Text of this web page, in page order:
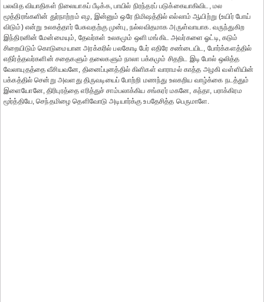
பலவித வியாதிகள் நிலையாகப் பீடிக்க, பாயில் நிரந்தரப் படுக்கையாகிவிட, மல
மூத்திரங்களின் துர்நாற்றம் எழ, இன்னும் ஒரே நிமிஷத்தில் எல்லாம் ஆயிற்று (உயிர் போய்
விடும்) என்று உலகத்தார் பேசுவதற்கு முன்பு, நல்லவிதமாக அருள்வாயாக. வருந்துகிற
இந்திரனின் மேன்மையும், தேவர்கள் உலகமும் ஒளி மங்கிட அவர்களை ஓட்டி, கடும்
சிறையிடும் கொடுமையான அரக்கரில் பலகோடி பேர் எதிரே சண்டையிட, போர்க்களத்தில்
எதிர்த்தவர்களின் சதைகளும் தலைகளும் நாலா பக்கமும் சிதறிட இடி போல் ஒலித்த
வேலாயுதத்தை வீசியவனே, தினைப்புனத்தில் கிளிகள் வாராமல் காத்த அழகி வள்ளியின்
பக்கத்தில் சென்று அவளது திருவடியைப் போற்றி மணந்து உலகறிய வாழ்க்கை நடத்தும்
இளையோனே, திரிபுரத்தை எரித்துச் சாம்பலாக்கிய சங்கரர் மகனே, கந்தா, பராக்கிரம
மூர்த்தியே, செந்தமிழை தெளிவோடு அடியார்க்கு உபதேசித்த பெருமாளே.